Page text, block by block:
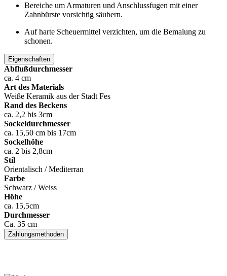
Bereiche um Armaturen und Anschlussfugen mit einer
Zahnbürste vorsichtig säubern.
Auf harte Scheuermittel verzichten, um die Bemalung zu
schonen.
Eigenschaften
Abflußdurchmesser
ca. 4 cm
Art des Materials
Weiße Keramik aus der Stadt Fes
Rand des Beckens
ca. 2,2 bis 3cm
Sockeldurchmesser
ca. 15,50 cm bis 17cm
Sockelhöhe
ca. 2 bis 2,8cm
Stil
Orientalisch / Mediterran
Farbe
Schwarz / Weiss
Höhe
ca. 15,5cm
Durchmesser
Ca. 35 cm
Zahlungsmethoden